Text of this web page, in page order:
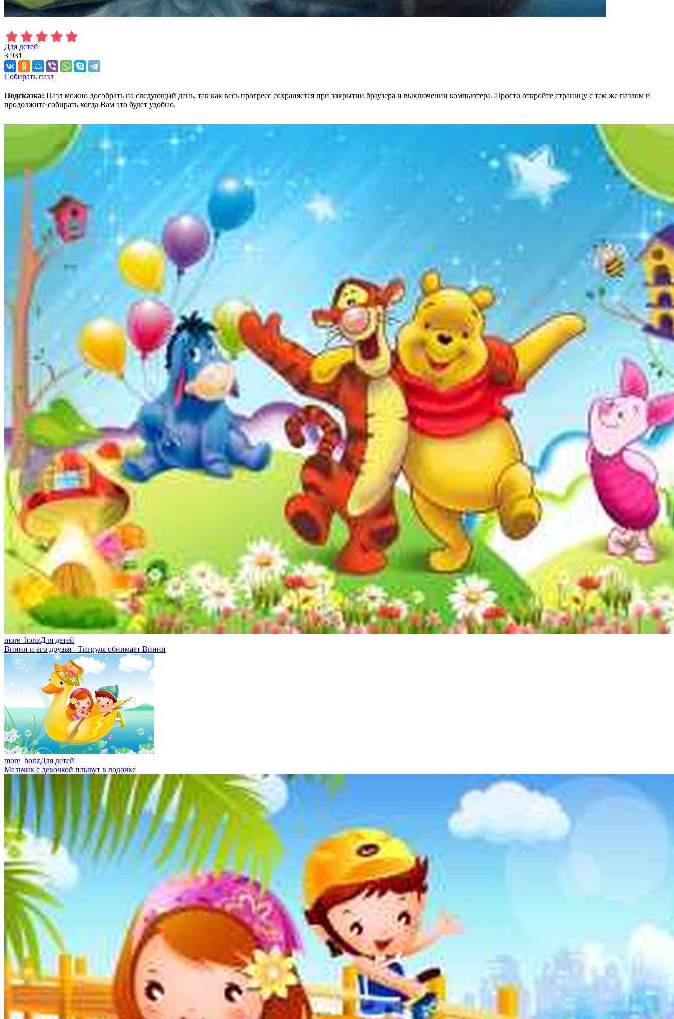
Для детей
3 931
Собирать пазл
Подсказка: Пазл можно дособрать на следующий день, так как весь прогресс сохраняется при закрытии браузера и выключении компьютера. Просто откройте страницу с тем же пазлом и
продолжите собирать когда Вам это будет удобно.
more_horizДля детей
Винни и его друзья - Тигруля обнимает Винни
more_horizДля детей
Мальчик с девочкой плывут в лодочке